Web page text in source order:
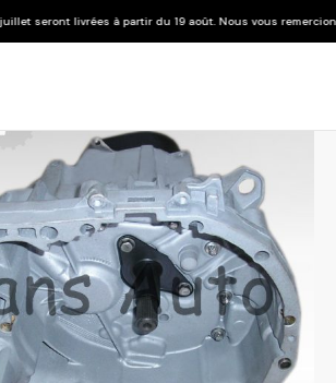
du 19 août. Nous vous remercions de votre